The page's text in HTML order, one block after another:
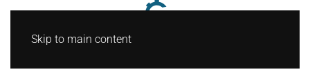
Skip to main content